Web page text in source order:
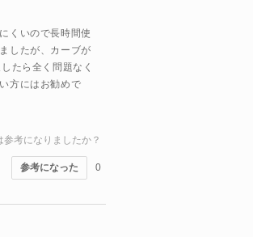
くいので長時間使
したが、カーブが
たら全く問題なく
方にはお勧めで
参考になりましたか？
参考になった 0